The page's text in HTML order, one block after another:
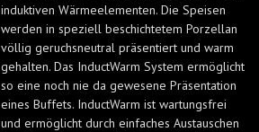
induktiven Wärmeelementen. Die Speisen
werden in speziell beschichtetem Porzellan
völlig geruchsneutral präsentiert und warm
gehalten. Das InductWarm System ermöglicht
so eine noch nie da gewesene Präsentation
eines Buffets. InductWarm ist wartungsfrei
und ermöglicht durch einfaches Austauschen